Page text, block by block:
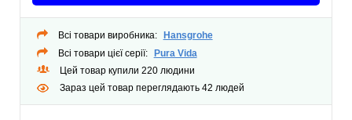
Всі товари виробника:
Hansgrohe
Всі товари цієї серії:
Pura Vida
Цей товар купили 220 людини
Зараз цей товар переглядають 42 людей